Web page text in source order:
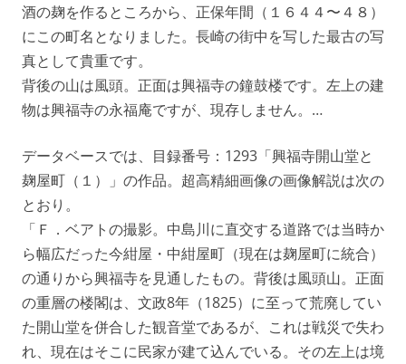
酒の麹を作るところから、正保年間（１６４４〜４８）
にこの町名となりました。長崎の街中を写した最古の写
真として貴重です。
背後の山は風頭。正面は興福寺の鐘鼓楼です。左上の建
物は興福寺の永福庵ですが、現存しません。…
データベースでは、目録番号：1293「興福寺開山堂と
麹屋町（１）」の作品。超高精細画像の画像解説は次の
とおり。
「Ｆ．ベアトの撮影。中島川に直交する道路では当時か
ら幅広だった今紺屋・中紺屋町（現在は麹屋町に統合）
の通りから興福寺を見通したもの。背後は風頭山。正面
の重層の楼閣は、文政8年（1825）に至って荒廃してい
た開山堂を併合した観音堂であるが、これは戦災で失わ
れ、現在はそこに民家が建て込んでいる。その左上は境